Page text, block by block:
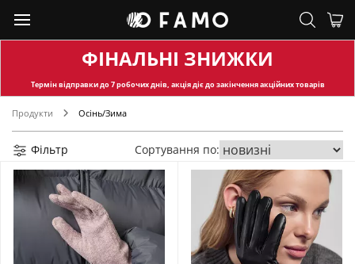
ФІНАЛЬНІ ЗНИЖКИ
Термін відправкидо 7 робочих днів, акція діє до закінчення акційних товарів
Продукти Осінь/Зима
Фільтр Сортування по: